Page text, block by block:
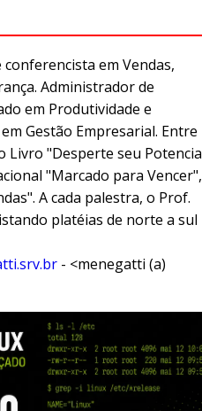
em Vendas,
Administrador de
em Produtividade e
Gestão Empresarial. Entre
Livro "Desperte seu
"Marcado para Vencer",
A cada palestra, o Prof.
platéias de norte a sul
- <menegatti (a)